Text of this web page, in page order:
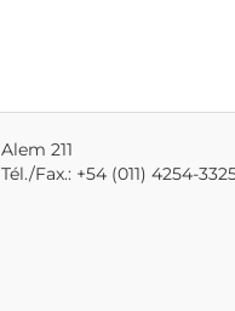
Alem 211
Tél./Fax.: +54 (011) 4254-